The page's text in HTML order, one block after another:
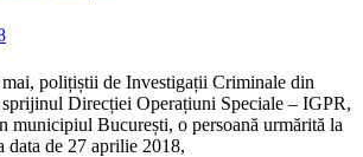
polițiștii de Investigații Criminale din
Direcției Operațiuni Speciale – IGPR,
municipiul București, o persoană urmărită la
de 27 aprilie 2018,